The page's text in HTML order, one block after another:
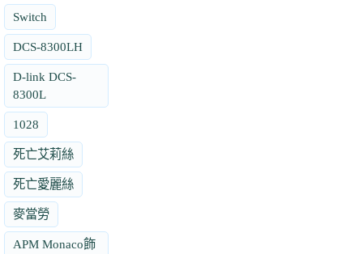
Switch
DCS-8300LH
D-link DCS-
8300L
1028
死亡艾莉絲
死亡愛麗絲
麥當勞
APM Monaco飾